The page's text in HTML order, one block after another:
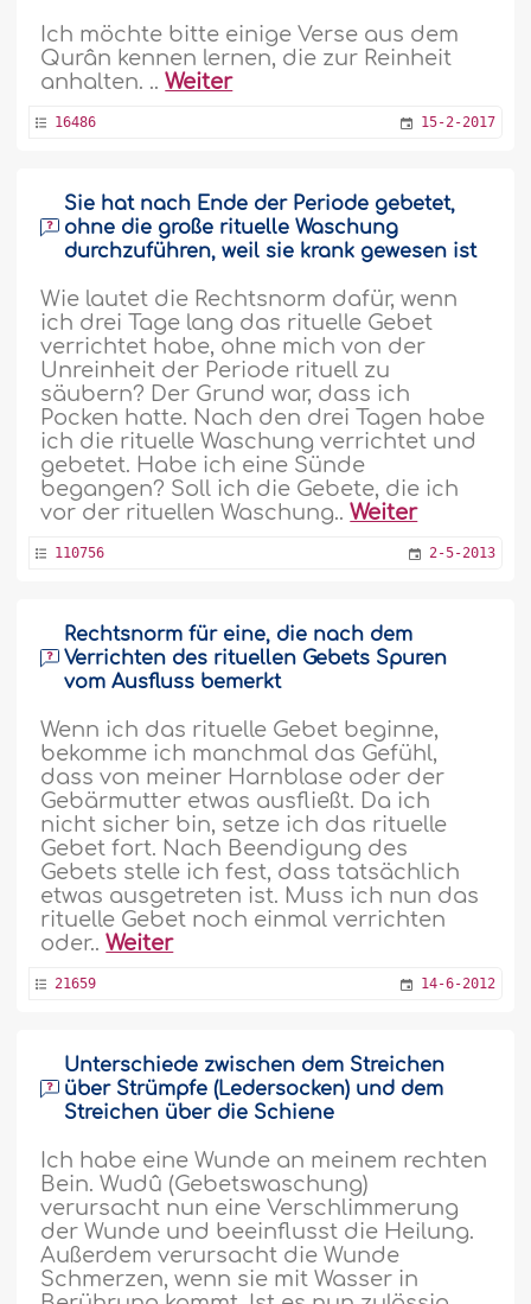
Ich möchte bitte einige Verse aus dem
Qurân kennen lernen, die zur Reinheit
anhalten. ..Weiter
16486 15-2-2017
Sie hat nach Ende der Periode gebetet,
ohne die große rituelle Waschung
durchzuführen, weil sie krank gewesen ist
Wie lautet die Rechtsnorm dafür, wenn
ich drei Tage lang das rituelle Gebet
verrichtet habe, ohne mich von der
Unreinheit der Periode rituell zu
säubern? Der Grund war, dass ich
Pocken hatte. Nach den drei Tagen habe
ich die rituelle Waschung verrichtet und
gebetet. Habe ich eine Sünde
begangen? Soll ich die Gebete, die ich
vor der rituellen Waschung..Weiter
110756 2-5-2013
Rechtsnorm für eine, die nach dem
Verrichten des rituellen Gebets Spuren
vom Ausfluss bemerkt
Wenn ich das rituelle Gebet beginne,
bekomme ich manchmal das Gefühl,
dass von meiner Harnblase oder der
Gebärmutter etwas ausfließt. Da ich
nicht sicher bin, setze ich das rituelle
Gebet fort. Nach Beendigung des
Gebets stelle ich fest, dass tatsächlich
etwas ausgetreten ist. Muss ich nun das
rituelle Gebet noch einmal verrichten
oder..Weiter
21659 14-6-2012
Unterschiede zwischen dem Streichen
über Strümpfe (Ledersocken) und dem
Streichen über die Schiene
Ich habe eine Wunde an meinem rechten
Bein. Wudû (Gebetswaschung)
verursacht nun eine Verschlimmerung
der Wunde und beeinflusst die Heilung.
Außerdem verursacht die Wunde
Schmerzen, wenn sie mit Wasser in